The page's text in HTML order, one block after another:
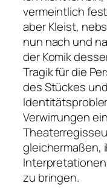
vermeintlich
aber Kleist,
nun nach und
der Komik
Tragik für die
des Stückes
Verwirrungen
gleichermaßen,
zu bringen.